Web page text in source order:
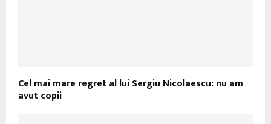
Cel mai mare regret al lui Sergiu Nicolaescu: nu am
avut copii